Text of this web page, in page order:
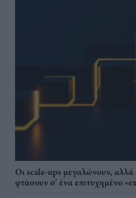
Οι scale-ups μεγαλώνουν, αλλά
φτάσουν σ' ένα επιτυχημένο